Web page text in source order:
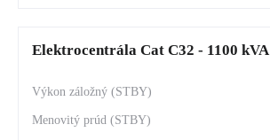
Elektrocentrála Cat C32 - 1100 kVA